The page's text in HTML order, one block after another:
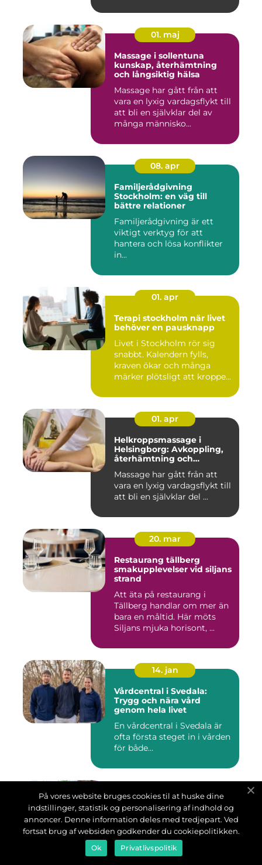
01. maj
Massage i sollentuna
kunskap, återhämtning
och långsiktig hälsa
Massage har gått från att
vara en lyxig vardagsflykt till
att bli en självklar del av
många människo...
08. apr
Familjerådgivning
Stockholm: en väg till
bättre relationer
Familjerådgivning är ett
viktigt verktyg för att
hantera och lösa konflikter
in...
01. apr
Terapi stockholm när livet
behöver en pausknapp
Livet i Stockholm rör sig
snabbt. Kalendern fylls,
kraven ökar och många
märker plötsligt att kroppe...
01. apr
Helkroppsmassage i
Helsingborg: Avkoppling,
återhämtning och
Massage har gått från att
vara en lyxig vardagsflykt till
att bli en självklar del ...
20. mar
Restaurang tällberg
smakupplevelser vid siljans
strand
Att äta på restaurang i
Tällberg handlar om mer än
bara en måltid. Här möts
Siljans mjuka horisont, ...
14. jan
Vårdcentral i Svedala:
Trygg och nära vård
genom hela livet
En vårdcentral i Svedala är
ofta första steget in i vården
för både...
Arbetsterapi i Skåne:
Stärker frisknärvaro och
hållbar återgång i arbete
Arbetsterapeuter i Skåne
spelar en nyckelroll för både
På vores website bruges cookies til at huske dine
indstillinger, statistik og personalisering af indhold og
annoncer. Denne information deles med tredjepart. Ved
fortsat brug af websiden godkender du cookiepolitikken.
Ok Privatlivspolitik